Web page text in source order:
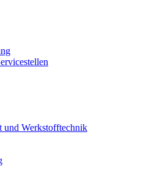
und Werkstofftechnik